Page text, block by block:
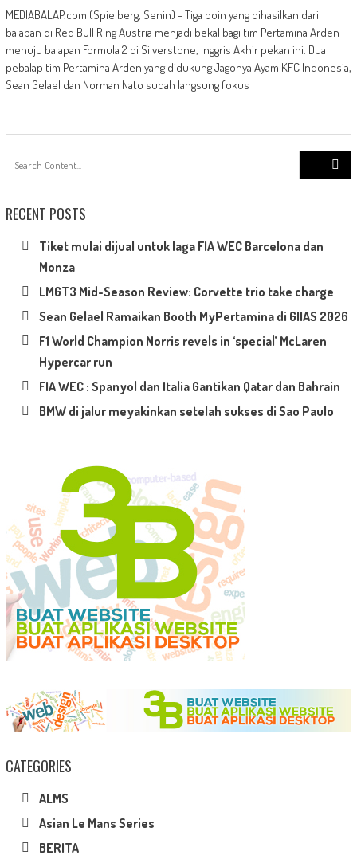
MEDIABALAP.com (Spielberg, Senin) - Tiga poin yang dihasilkan dari
balapan di Red Bull Ring Austria menjadi bekal bagi tim Pertamina Arden
menuju balapan Formula 2 di Silverstone, Inggris Akhir pekan ini. Dua
pebalap tim Pertamina Arden yang didukung Jagonya Ayam KFC Indonesia,
Sean Gelael dan Norman Nato sudah langsung fokus
Search
for:
RECENT POSTS
Tiket mulai dijual untuk laga FIA WEC Barcelona dan
Monza
LMGT3 Mid-Season Review: Corvette trio take charge
Sean Gelael Ramaikan Booth MyPertamina di GIIAS 2026
F1 World Champion Norris revels in ‘special’ McLaren
Hypercar run
FIA WEC : Spanyol dan Italia Gantikan Qatar dan Bahrain
BMW di jalur meyakinkan setelah sukses di Sao Paulo
CATEGORIES
ALMS
Asian Le Mans Series
BERITA